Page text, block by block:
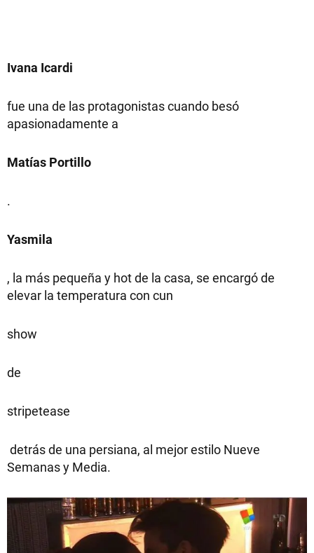
Ivana Icardi
fue una de las protagonistas cuando besó
apasionadamente a
Matías Portillo
.
Yasmila
, la más pequeña y hot de la casa, se encargó de
elevar la temperatura con cun
show
de
stripetease
detrás de una persiana, al mejor estilo Nueve
Semanas y Media.